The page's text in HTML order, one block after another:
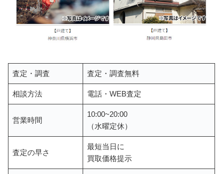
査定・調査 査定・調査無料
相談方法 電話・WEB査定
営業時間
10:00~20:00
（水曜定休）
査定の早さ
最短当日に
買取価格提示